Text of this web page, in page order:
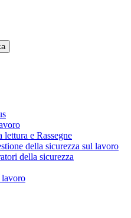
e Rassegne
della sicurezza sul lavoro
della sicurezza
lavoro